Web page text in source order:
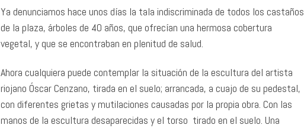
Ya denunciamos hace unos días la tala indiscriminada de todos los castaños
de la plaza, árboles de 40 años, que ofrecían una hermosa cobertura
vegetal, y que se encontraban en plenitud de salud.
Ahora cualquiera puede contemplar la situación de la escultura del artista
riojano Óscar Cenzano, tirada en el suelo; arrancada, a cuajo de su pedestal,
con diferentes grietas y mutilaciones causadas por la propia obra. Con las
manos de la escultura desaparecidas y el torso tirado en el suelo. Una